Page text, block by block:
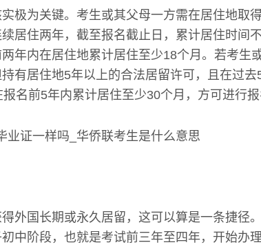
极为关键。考生或其父母一方需在居住地取
居住两年，截至报名截止日，累计居住时间
年内在居住地累计居住至少18个月。若考生
有居住地5年以上的合法居留许可，且在过去
名前5年内累计居住至少30个月，方可进行报
外国长期或永久居留，这可以算是一条捷径
中阶段，也就是考试前三年至四年，开始办